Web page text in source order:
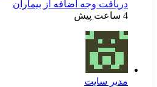
دریافت وجه اضافه از بیماران
4 ساعت پیش
مدیر سایت